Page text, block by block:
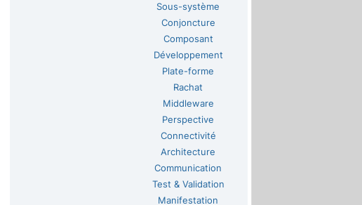
Sous-système
Conjoncture
Composant
Développement
Plate-forme
Rachat
Middleware
Perspective
Connectivité
Architecture
Communication
Test & Validation
Manifestation